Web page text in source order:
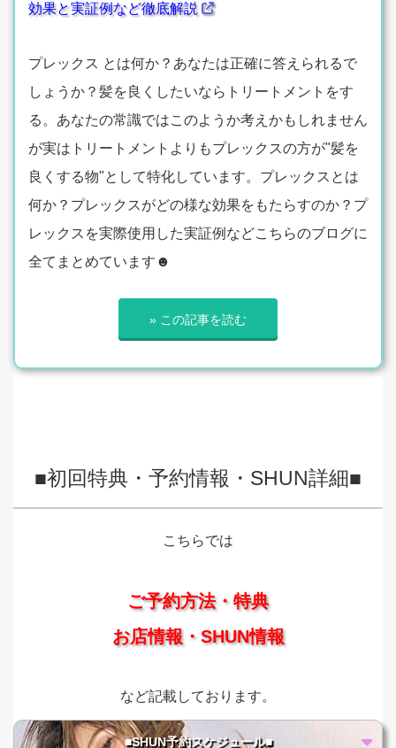
効果と実証例など徹底解説
プレックス とは何か？あなたは正確に答えられるで
しょうか？髪を良くしたいならトリートメントをす
る。あなたの常識ではこのようか考えかもしれません
が実はトリートメントよりもプレックスの方が"髪を
良くする物"として特化しています。プレックスとは
何か？プレックスがどの様な効果をもたらすのか？プ
レックスを実際使用した実証例などこちらのブログに
全てまとめています☻
» この記事を読む
■初回特典・予約情報・SHUN詳細■
こちらでは
ご予約方法・特典
お店情報・SHUN情報
など記載しております。
■SHUN予約スケジュール■